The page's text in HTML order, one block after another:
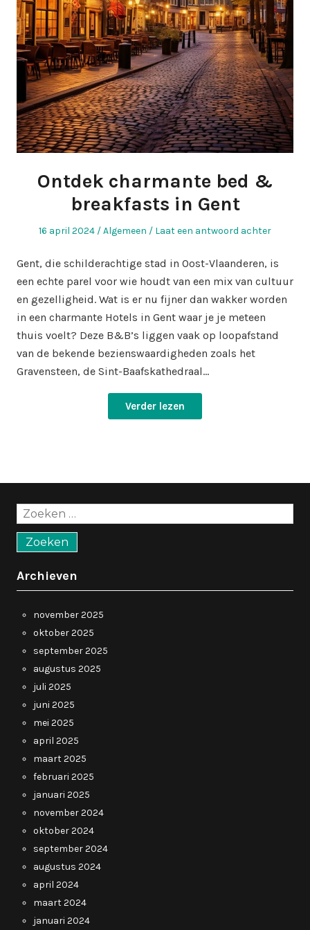
Ontdek charmante bed &
breakfasts in Gent
Geplaatst
16 april 2024
Geplaatst
Algemeen Laat een antwoord achter
Gent, die schilderachtige stad in Oost-Vlaanderen, is
een echte parel voor wie houdt van een mix van cultuur
en gezelligheid. Wat is er nu fijner dan wakker worden
in een charmante Hotels in Gent waar je je meteen
thuis voelt? Deze B&B’s liggen vaak op loopafstand
van de bekende bezienswaardigheden zoals het
Gravensteen, de Sint-Baafskathedraal…
Verder lezen
Zoeken
naar:
Archieven
november 2025
oktober 2025
september 2025
augustus 2025
juli 2025
juni 2025
mei 2025
april 2025
maart 2025
februari 2025
januari 2025
november 2024
oktober 2024
september 2024
augustus 2024
april 2024
maart 2024
januari 2024